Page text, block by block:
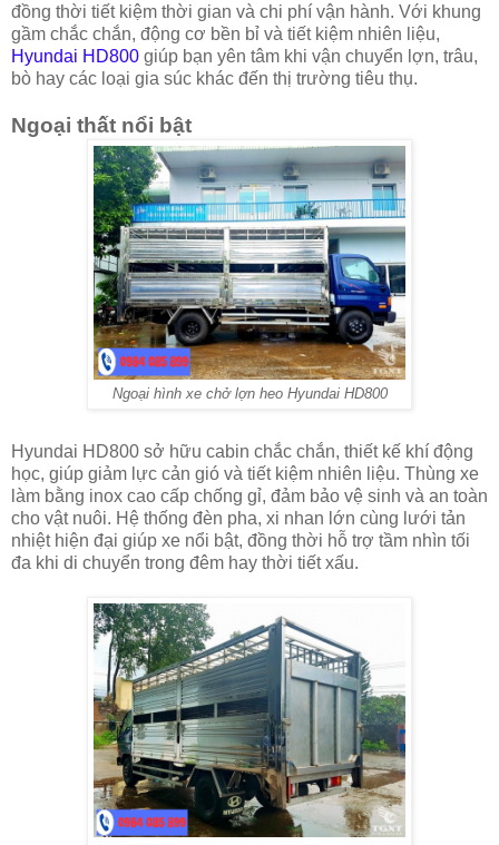
đồng thời tiết kiệm thời gian và chi phí vận hành. Với khung
gầm chắc chắn, động cơ bền bỉ và tiết kiệm nhiên liệu,
Hyundai HD800 giúp bạn yên tâm khi vận chuyển lợn, trâu,
bò hay các loại gia súc khác đến thị trường tiêu thụ.
Ngoại thất nổi bật
Ngoại hình xe chở lợn heo Hyundai HD800
Hyundai HD800 sở hữu cabin chắc chắn, thiết kế khí động
học, giúp giảm lực cản gió và tiết kiệm nhiên liệu. Thùng xe
làm bằng inox cao cấp chống gỉ, đảm bảo vệ sinh và an toàn
cho vật nuôi. Hệ thống đèn pha, xi nhan lớn cùng lưới tản
nhiệt hiện đại giúp xe nổi bật, đồng thời hỗ trợ tầm nhìn tối
đa khi di chuyển trong đêm hay thời tiết xấu.